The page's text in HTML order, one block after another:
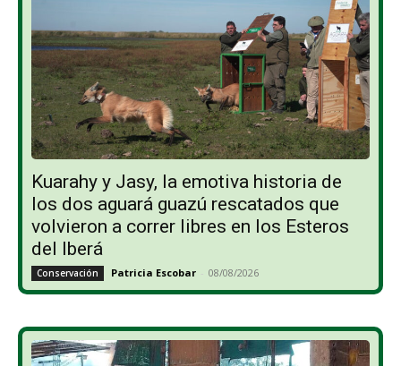
Kuarahy y Jasy, la emotiva historia de
los dos aguará guazú rescatados que
volvieron a correr libres en los Esteros
del Iberá
Conservación Patricia Escobar - 08/08/2026